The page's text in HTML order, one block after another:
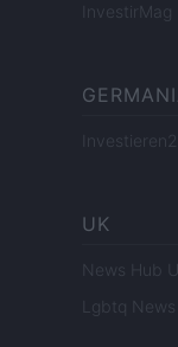
InvestirMag
UK
News Hub
Lgbtq News